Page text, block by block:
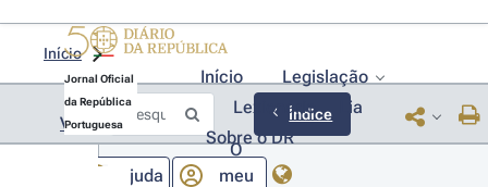
Jornal Oficial
da República
Portuguesa
Início
Legislação
Lexionário
Lia
Sobre o DR
Ajuda
O
meu
Início
Voltar Índice